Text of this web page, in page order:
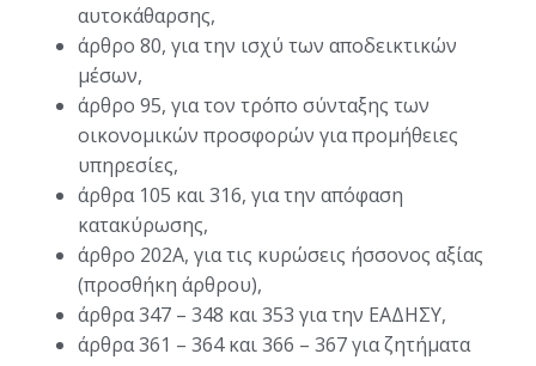
αυτοκάθαρσης,
άρθρο 80, για την ισχύ των αποδεικτικών
μέσων,
άρθρο 95, για τον τρόπο σύνταξης των
οικονομικών προσφορών για προμήθειες
υπηρεσίες,
άρθρα 105 και 316, για την απόφαση
κατακύρωσης,
άρθρο 202Α, για τις κυρώσεις ήσσονος αξίας
(προσθήκη άρθρου),
άρθρα 347 – 348 και 353 για την ΕΑΔΗΣΥ,
άρθρα 361 – 364 και 366 – 367 για ζητήματα